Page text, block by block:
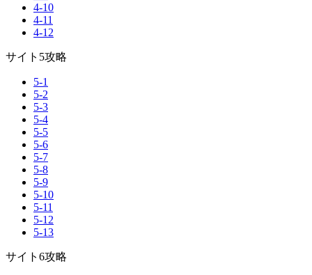
4-10
4-11
4-12
サイト5攻略
5-1
5-2
5-3
5-4
5-5
5-6
5-7
5-8
5-9
5-10
5-11
5-12
5-13
サイト6攻略